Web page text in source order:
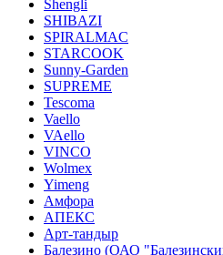
Shengli
SHIBAZI
SPIRALMAC
STARCOOK
Sunny-Garden
SUPREME
Tescoma
Vaello
VAello
VINCO
Wolmex
Yimeng
Амфора
АПЕКС
Арт-тандыр
Балезино (ОАО